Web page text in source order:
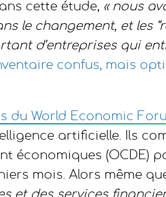
cette étude, « nous
le changement, et les
d’entreprises qui
confus, mais
du World Economic
artificielle. Ils
économiques (OCDE)
mois. Alors même
et des services